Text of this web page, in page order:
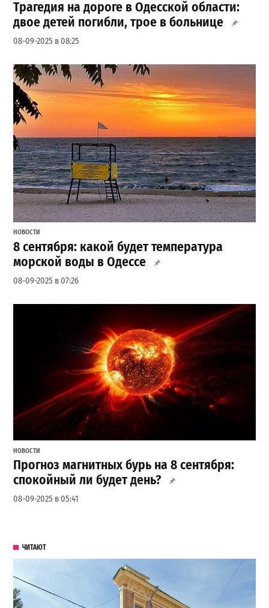
Трагедия на дороге в Одесской области:
двое детей погибли, трое в больнице
08-09-2025 в 08:25
НОВОСТИ
8 сентября: какой будет температура
морской воды в Одессе
08-09-2025 в 07:26
НОВОСТИ
Прогноз магнитных бурь на 8 сентября:
спокойный ли будет день?
08-09-2025 в 05:41
ЧИТАЮТ